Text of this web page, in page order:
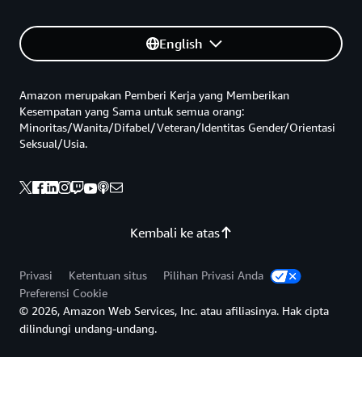
English
Kembali ke atas
Amazon merupakan Pemberi Kerja yang Memberikan
Kesempatan yang Sama untuk semua orang:
Minoritas/Wanita/Difabel/Veteran/Identitas Gender/Orientasi
Seksual/Usia.
Privasi Ketentuan situs
Pilihan Privasi Anda
Preferensi Cookie
© 2026, Amazon Web Services, Inc. atau afiliasinya. Hak cipta
dilindungi undang-undang.